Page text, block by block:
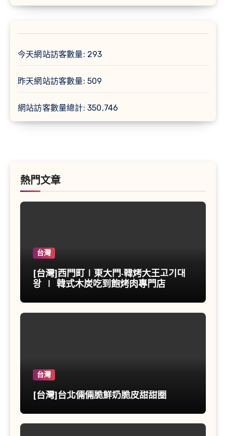
今天網站訪客數量: 293
昨天網站訪客數量: 509
網站訪客數量總計: 350,746
熱門文章
台灣
[台灣]西門町∣東大門-韓烤大王고기대
왕 ∣ 韓式木炭吃到飽烤肉專門店
台灣
[台灣]台北倆倆脆鮮奶脆皮甜甜圈